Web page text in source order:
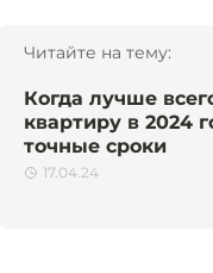
Читайте на тему:
Когда лучше
квартиру в 2024
точные сроки
17.04.24